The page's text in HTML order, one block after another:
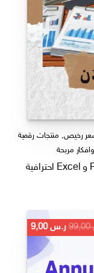
رخيص, منتجات رقمية
مربحة
99,00
السعر
الأصلي
ر.س 99,00.
ر.س9,00
السعر